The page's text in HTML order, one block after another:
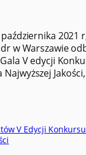
2021
w Warszawie
V edycji
Najwyższej